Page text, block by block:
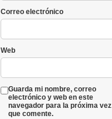
Correo electrónico
Web
Guarda mi nombre, correo
electrónico y web en este
navegador para la próxima vez
que comente.